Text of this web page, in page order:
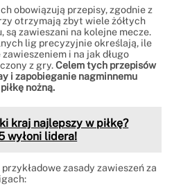
obowiązują przepisy, zgodnie z
otrzymają zbyt wiele żółtych
zawieszani na kolejne mecze.
lig precyzyjnie określają, ile
i na jak długo
z gry.Celem tych przepisów
i zapobieganie nagminnemu
nożną.
kraj najlepszy w piłkę?
wyłoni lidera!
zasady zawieszeń za